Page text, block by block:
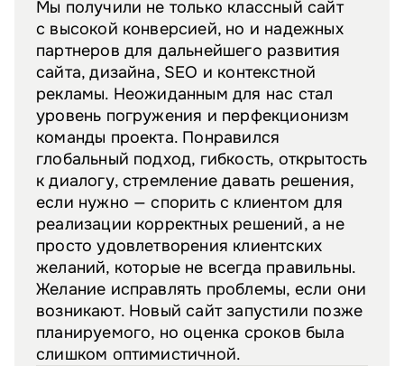
Мы получили не только классный сайт
с высокой конверсией, но и надежных
партнеров для дальнейшего развития
сайта, дизайна, SEO и контекстной
рекламы. Неожиданным для нас стал
уровень погружения и перфекционизм
команды проекта. Понравился
глобальный подход, гибкость, открытость
к диалогу, стремление давать решения,
если нужно — спорить с клиентом для
реализации корректных решений, а не
просто удовлетворения клиентских
желаний, которые не всегда правильны.
Желание исправлять проблемы, если они
возникают. Новый сайт запустили позже
планируемого, но оценка сроков была
слишком оптимистичной.